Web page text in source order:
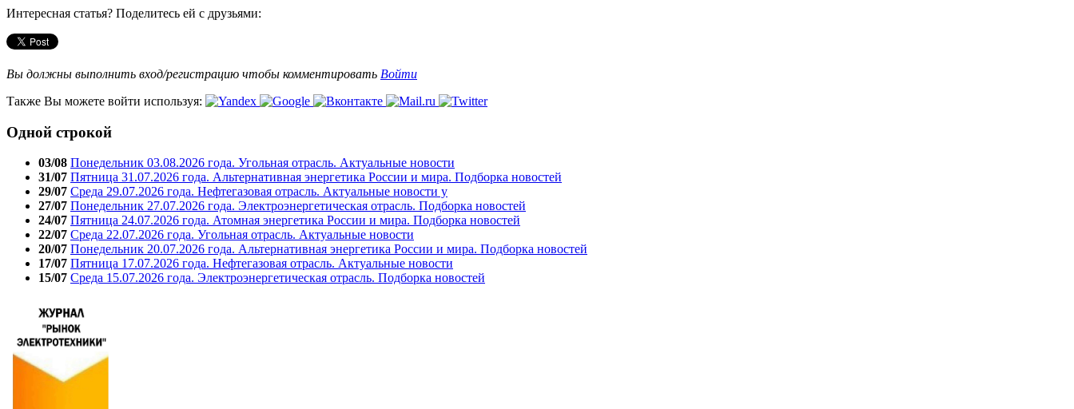
Интересная статья? Поделитесь ей с друзьями:
Вы должны выполнить вход/регистрацию чтобы комментировать Войти
Также Вы можете войти используя:
Одной строкой
03/08 Понедельник 03.08.2026 года. Угольная отрасль. Актуальные новости
31/07 Пятница 31.07.2026 года. Альтернативная энергетика России и мира. Подборка новостей
29/07 Среда 29.07.2026 года. Нефтегазовая отрасль. Актуальные новости у
27/07 Понедельник 27.07.2026 года. Электроэнергетическая отрасль. Подборка новостей
24/07 Пятница 24.07.2026 года. Атомная энергетика России и мира. Подборка новостей
22/07 Среда 22.07.2026 года. Угольная отрасль. Актуальные новости
20/07 Понедельник 20.07.2026 года. Альтернативная энергетика России и мира. Подборка новостей
17/07 Пятница 17.07.2026 года. Нефтегазовая отрасль. Актуальные новости
15/07 Среда 15.07.2026 года. Электроэнергетическая отрасль. Подборка новостей